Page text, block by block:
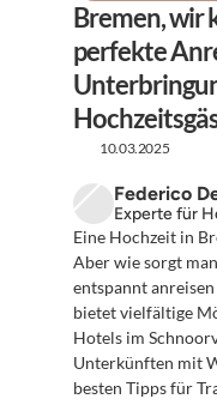
Bremen, wir
perfekte
10.03.2025
Federico
Experte für
Eine Hochzeit in
Aber wie sorgt
entspannt
bietet vielfältige
Hotels im
Unterkünften mit
besten Tipps für